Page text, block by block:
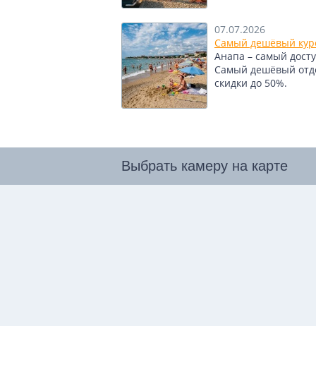
07.07.2026
Самый дешёвый
Анапа – самый
Самый дешёвый
скидки до 50%.
Выбрать камеру на карте